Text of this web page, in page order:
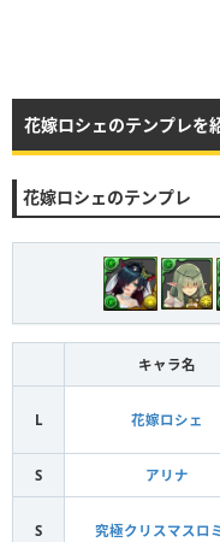
花嫁ロシェのテンプレを
花嫁ロシェのテンプレ
キャラ名
L 花嫁ロシェ
S アリナ
S 究極クリスマスロ